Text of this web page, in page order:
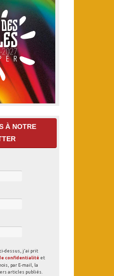
À NOTRE
dessus, j'ai prit
confidentialité et
par E-mail, la
articles publiés.